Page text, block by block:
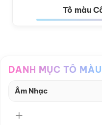
Tô màu
DANH MỤC TÔ MÀU
Âm Nhạc